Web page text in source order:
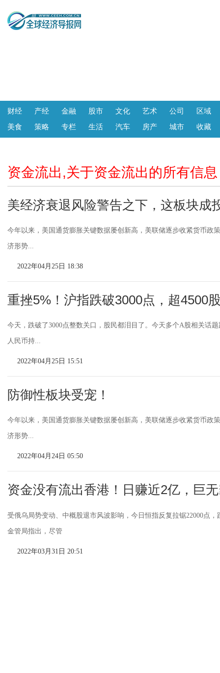
财经 产经 金融 股市 文化 艺术 公司
区域
美食
策略 专栏 生活 汽车 房产 城市 收藏
资金流出,关于资金流出的所有信息
美经济衰退风险警告之下，这板块成
今年以来，美国通货膨胀关键数据屡创新高，美联储逐步收紧货币政
济形势...
2022年04月25日 18:38
重挫5%！沪指跌破3000点，超4500
今天，跌破了3000点整数关口，股民都泪目了。今天多个A股相关话
人民币持...
2022年04月25日 15:51
防御性板块受宠！
今年以来，美国通货膨胀关键数据屡创新高，美联储逐步收紧货币政
济形势...
2022年04月24日 05:50
资金没有流出香港！日赚近2亿，巨
受俄乌局势变动、中概股退市风波影响，今日恒指反复拉锯22000点
金管局指出，尽管
2022年03月31日 20:51